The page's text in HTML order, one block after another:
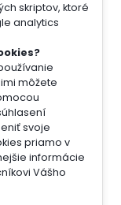
skriptov, ktoré
analytics
môžete
svoje
priamo v
informácie
Vášho